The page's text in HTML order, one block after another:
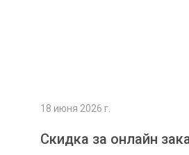
18 июня 2026 г.
Скидка за онлайн